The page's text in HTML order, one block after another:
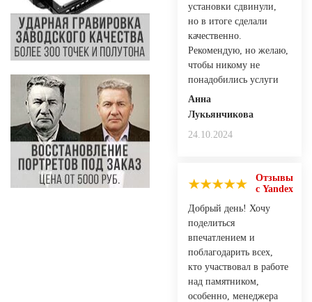
установки сдвинули,
но в итоге сделали
качественно.
Рекомендую, но желаю,
чтобы никому не
понадобились услуги
Анна
Лукьянчикова
24.10.2024
Отзывы
с Yandex
Добрый день! Хочу
поделиться
впечатлением и
поблагодарить всех,
кто участвовал в работе
над памятником,
особенно, менеджера